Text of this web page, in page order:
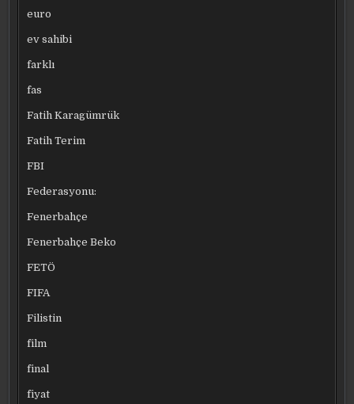
euro
ev sahibi
farklı
fas
Fatih Karagümrük
Fatih Terim
FBI
Federasyonu:
Fenerbahçe
Fenerbahçe Beko
FETÖ
FIFA
Filistin
film
final
fiyat